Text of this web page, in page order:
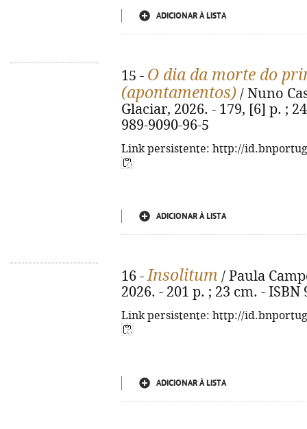
ADICIONAR À LISTA
15 - O dia da morte do
(apontamentos) / Nuno
Glaciar, 2026. - 179, [6] p. ;
989-9090-96-5
Link persistente: http://
ADICIONAR À LISTA
16 -Insolitum / Paula
2026. - 201 p. ; 23 cm. - ISBN
Link persistente: http://
ADICIONAR À LISTA